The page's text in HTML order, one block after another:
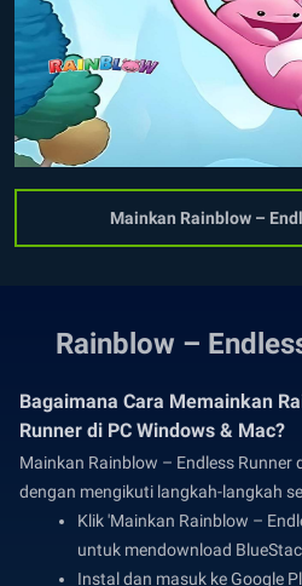
Mainkan Rainblow –
Rainblow –
Bagaimana Cara Memainkan
Runner di PC Windows & Mac?
Mainkan Rainblow – Endless Runner
dengan mengikuti langkah-langkah
Klik 'Mainkan Rainblow –
untuk mendownload
Instal dan masuk ke Google